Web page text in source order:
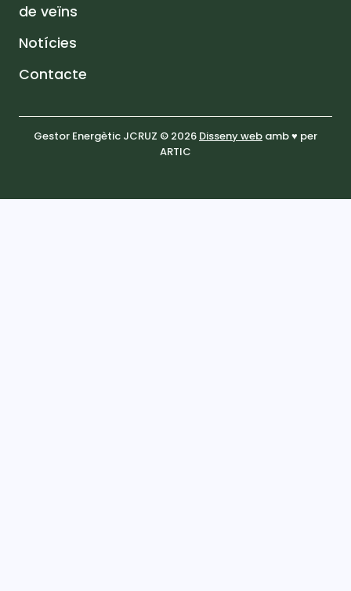
de veïns
Notícies
Contacte
Gestor Energètic JCRUZ © 2026 Disseny web amb ♥️ per
ARTIC